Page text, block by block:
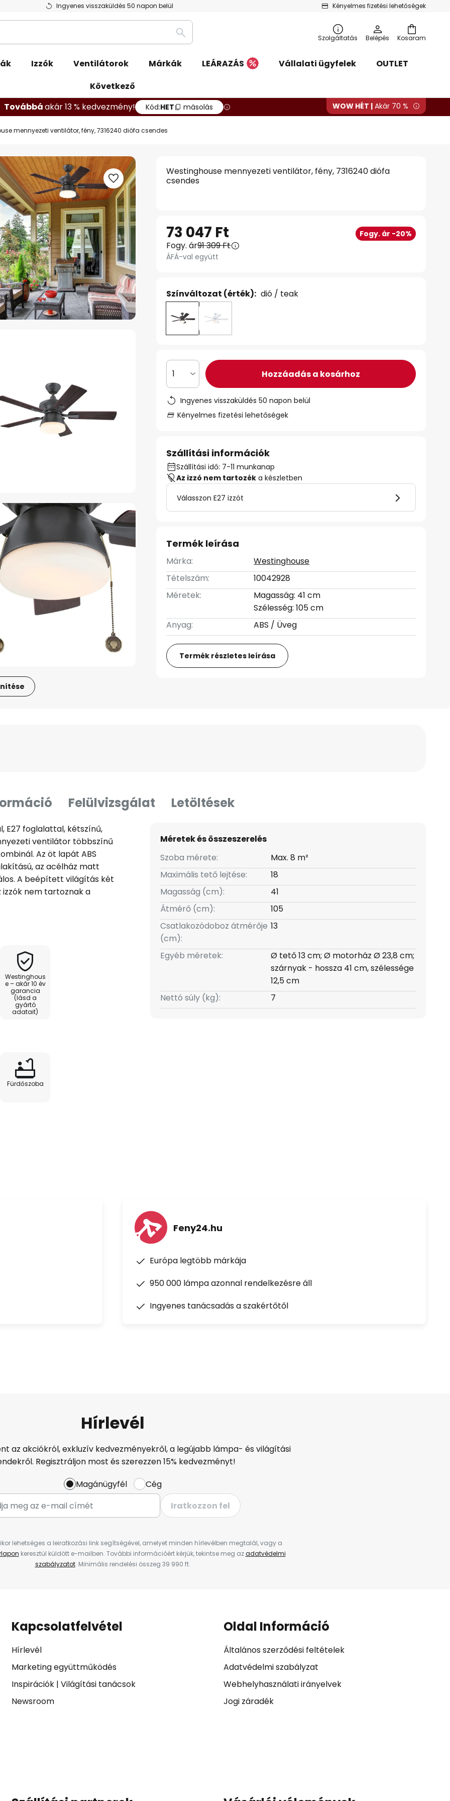
Ingyenes visszaküldés 50 napon belül Kényelmes fizetési lehetőségek
Kosaram
Keresés
Szolgáltatás Belépés
Izzók Ventilátorok Márkák LEÁRAZÁS Vállalati ügyfelek
OUTLET
Következő
Továbbáakár 13 % kedvezmény! Kód:HET másolás WOW HÉT | Akár 70 %
mennyezeti ventilátor, fény, 7316240 diófa csendes
Westinghouse mennyezeti ventilátor, fény, 7316240 diófa
csendes
73 047 Ft Fogy. ár -20%
Fogy. ár91 309 Ft
ÁFÁ-val együtt
Színváltozat (érték): dió / teak
1 Hozzáadás a kosárhoz
Ingyenes visszaküldés 50 napon belül
Kényelmes fizetési lehetőségek
Szállítási információk
Szállítási idő: 7-11 munkanap
Az izzó nem tartozék a készletben
Válasszon E27 izzót
Termék leírása
Márka:
Westinghouse
Tételszám:
10042928
Méretek:
Magasság: 41 cm
Szélesség: 105 cm
Anyag:
ABS / Üveg
Termék részletes leírása
Felülvizsgálat Letöltések
E27 foglalattal, kétszínű,
ventilátor többszínű
Az öt lapát ABS
az acélház matt
A beépített világítás két
izzók nem tartoznak a
felszerelve. funkció: Két
a világítást. Nyári és téli
perc - 27 watt 160
perc - Levegőáram:
magasság: 3,05 m
hálószobákba és más
Westinghous
e – akár 10 év
garancia
(lásd a
gyártó
adatait)
Fürdőszoba
Méretek és összeszerelés
Szoba mérete:
Max. 8 m²
Maximális tető lejtése:
18
Magasság (cm):
41
Átmérő (cm):
105
Csatlakozódoboz átmérője
(cm):
13
Egyéb méretek:
Ø tető 13 cm; Ø motorház Ø 23,8 cm;
szárnyak - hossza 41 cm, szélessége
12,5 cm
Nettó súly (kg):
7
Feny24.hu
Európa legtöbb márkája
950 000 lámpa azonnal rendelkezésre áll
Ingyenes tanácsadás a szakértőtől
Hírlevél
az akciókról, exkluzív kedvezményekről, a legújabb lámpa- és világítási
Regisztráljon most és szerezzen 15% kedvezményt!
Magánügyfél
Cég
Iratkozzon fel
lehetséges a leiratkozási link segítségével, amelyet minden hírlevélben megtalál, vagy a
keresztül küldött e-mailben. További információért kérjük, tekintse meg azadatvédelmi
szabályzatot. Minimális rendelési összeg 39 990 ft.
Kapcsolatfelvétel
Hírlevél
Marketing együttműködés
Inspirációk| Világítási tanácsok
Newsroom
Oldal Információ
Általános szerződési feltételek
Adatvédelmi szabályzat
Webhelyhasználati irányelvek
Jogi záradék